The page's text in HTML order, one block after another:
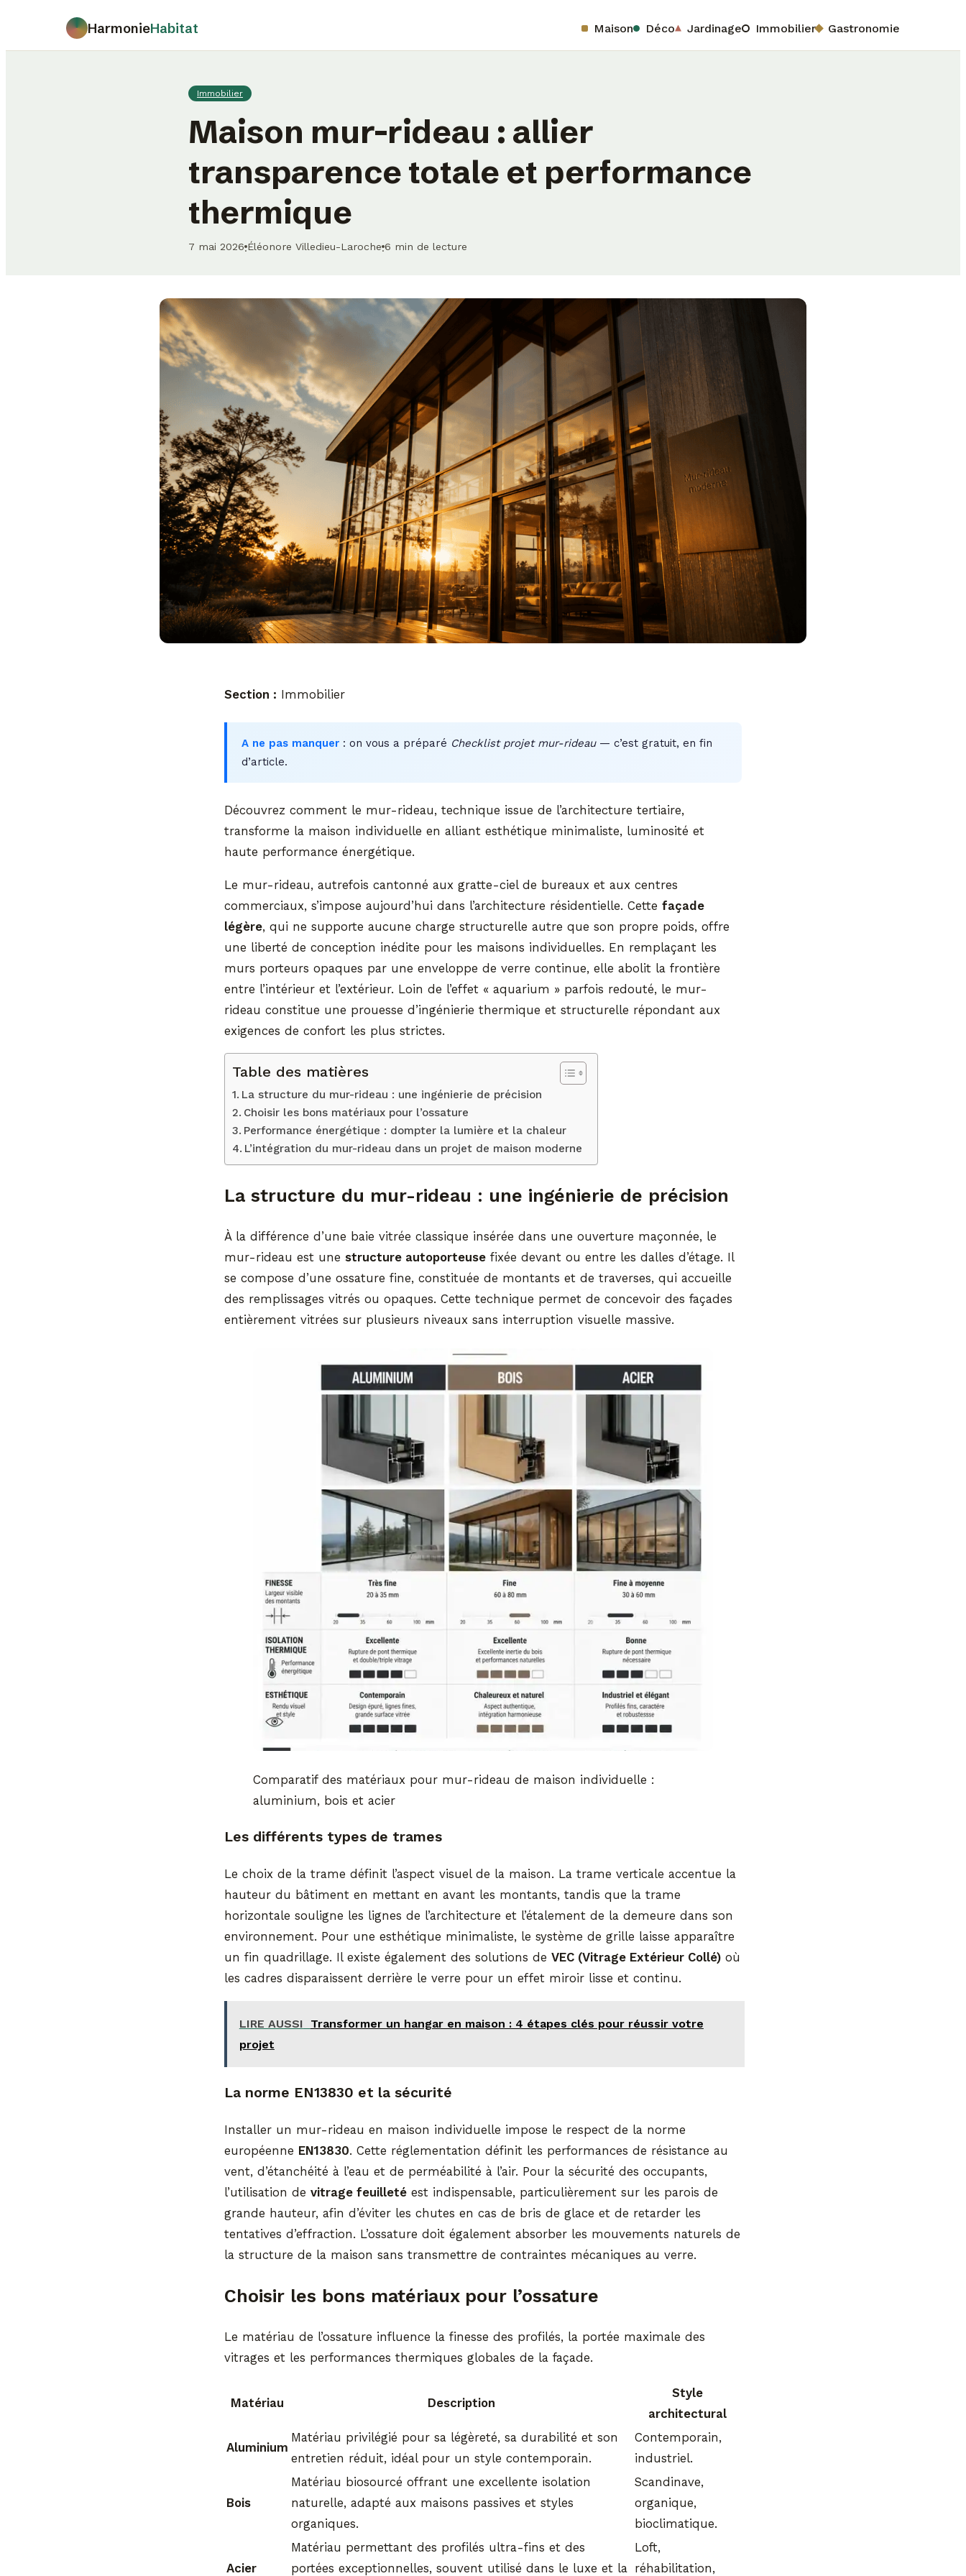
HarmonieHabitat Maison Déco Jardinage Immobilier Gastronomie
Immobilier
Maison mur-rideau : allier
transparence totale et performance
thermique
7 mai 2026·Éléonore Villedieu-Laroche·6 min de lecture
Section : Immobilier
A ne pas manquer : on vous a préparé Checklist projet mur-rideau— c’est gratuit, en fin
d’article.
Découvrez comment le mur-rideau, technique issue de l’architecture tertiaire,
transforme la maison individuelle en alliant esthétique minimaliste, luminosité et
haute performance énergétique.
Le mur-rideau, autrefois cantonné aux gratte-ciel de bureaux et aux centres
commerciaux, s’impose aujourd’hui dans l’architecture résidentielle. Cette façade
légère, qui ne supporte aucune charge structurelle autre que son propre poids, offre
une liberté de conception inédite pour les maisons individuelles. En remplaçant les
murs porteurs opaques par une enveloppe de verre continue, elle abolit la frontière
entre l’intérieur et l’extérieur. Loin de l’effet « aquarium » parfois redouté, le mur-
rideau constitue une prouesse d’ingénierie thermique et structurelle répondant aux
exigences de confort les plus strictes.
Table des matières
La structure du mur-rideau : une ingénierie de précision
Choisir les bons matériaux pour l’ossature
Performance énergétique : dompter la lumière et la chaleur
L’intégration du mur-rideau dans un projet de maison moderne
La structure du mur-rideau : une ingénierie de précision
À la différence d’une baie vitrée classique insérée dans une ouverture maçonnée, le
mur-rideau est une structure autoporteuse fixée devant ou entre les dalles d’étage. Il
se compose d’une ossature fine, constituée de montants et de traverses, qui accueille
des remplissages vitrés ou opaques. Cette technique permet de concevoir des façades
entièrement vitrées sur plusieurs niveaux sans interruption visuelle massive.
Comparatif des matériaux pour mur-rideau de maison individuelle :
aluminium, bois et acier
Les différents types de trames
Le choix de la trame définit l’aspect visuel de la maison. La trame verticale accentue la
hauteur du bâtiment en mettant en avant les montants, tandis que la trame
horizontale souligne les lignes de l’architecture et l’étalement de la demeure dans son
environnement. Pour une esthétique minimaliste, le système de grille laisse apparaître
un fin quadrillage. Il existe également des solutions de VEC (Vitrage Extérieur Collé) où
les cadres disparaissent derrière le verre pour un effet miroir lisse et continu.
LIRE AUSSI
Transformer un hangar en maison : 4 étapes clés pour réussir votre
projet
La norme EN13830 et la sécurité
Installer un mur-rideau en maison individuelle impose le respect de la norme
européenne EN13830. Cette réglementation définit les performances de résistance au
vent, d’étanchéité à l’eau et de perméabilité à l’air. Pour la sécurité des occupants,
l’utilisation de vitrage feuilleté est indispensable, particulièrement sur les parois de
grande hauteur, afin d’éviter les chutes en cas de bris de glace et de retarder les
tentatives d’effraction. L’ossature doit également absorber les mouvements naturels de
la structure de la maison sans transmettre de contraintes mécaniques au verre.
Choisir les bons matériaux pour l’ossature
Le matériau de l’ossature influence la finesse des profilés, la portée maximale des
vitrages et les performances thermiques globales de la façade.
Matériau Description
Style
architectural
Aluminium
Matériau privilégié pour sa légèreté, sa durabilité et son
entretien réduit, idéal pour un style contemporain.
Contemporain,
industriel.
Bois
Matériau biosourcé offrant une excellente isolation
naturelle, adapté aux maisons passives et styles
organiques.
Scandinave,
organique,
bioclimatique.
Acier
Matériau permettant des profilés ultra-fins et des
portées exceptionnelles, souvent utilisé dans le luxe et la
Loft,
réhabilitation,